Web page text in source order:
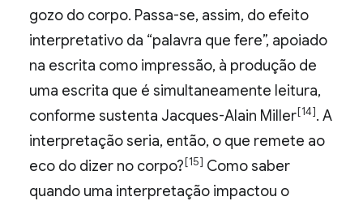
gozo do corpo. Passa-se, assim, do efeito
interpretativo da “palavra que fere”, apoiado
na escrita como impressão, à produção de
uma escrita que é simultaneamente leitura,
conforme sustenta Jacques-Alain Miller[14]. A
interpretação seria, então, o que remete ao
eco do dizer no corpo?[15] Como saber
quando uma interpretação impactou o